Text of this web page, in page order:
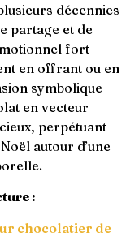
décennies
partage et de
fort
en offrant ou en
symbolique
en vecteur
perpétuant
autour d’une
:
chocolatier de